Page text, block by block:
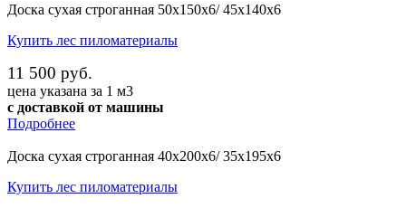
Доска сухая строганная 50х150х6/ 45х140х6
Купить лес пиломатериалы
11 500 руб.
цена указана за 1 м3
с доставкой от машины
Подробнее
Доска сухая строганная 40х200х6/ 35х195х6
Купить лес пиломатериалы